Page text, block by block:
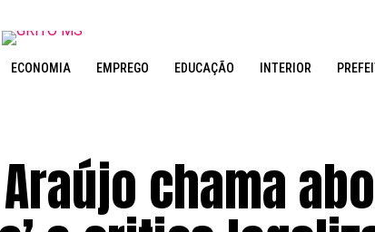
ECONOMIA EMPREGO EDUCAÇÃO INTERIOR
chama